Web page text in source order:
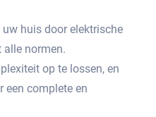
huis door elektrische
alle normen.
op te lossen, en
een complete en